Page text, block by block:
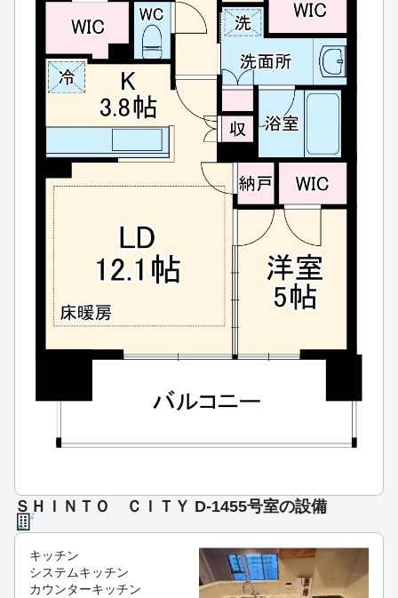
ＳＨＩＮＴＯ ＣＩＴＹ D-1455号室の設備
キッチン
システムキッチン
カウンターキッチン